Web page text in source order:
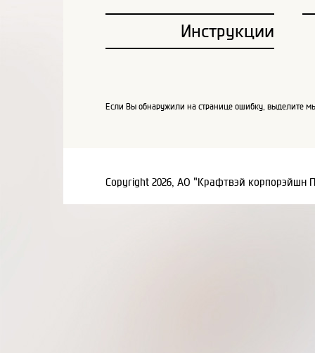
Инструкции
Если Вы обнаружили на странице ошибку, выделите
Copyright 2026, АО "Крафтвэй корпорэйшн